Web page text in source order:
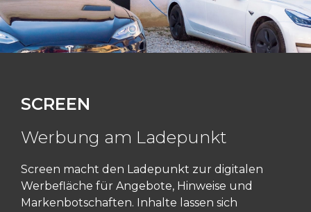
SCREEN
Werbung am Ladepunkt
Screen macht den Ladepunkt zur digitalen
Werbefläche für Angebote, Hinweise und
Markenbotschaften. Inhalte lassen sich